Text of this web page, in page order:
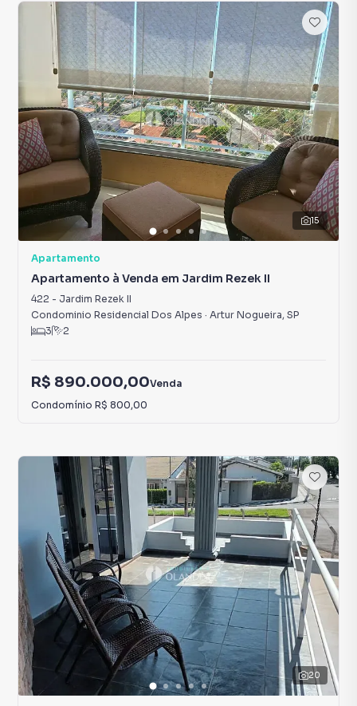
15
Apartamento
Apartamento à Venda em Jardim Rezek II
422 - Jardim Rezek II
Condominio Residencial Dos Alpes · Artur Nogueira, SP
3
2
R$ 890.000,00Venda
Condomínio R$ 800,00
20